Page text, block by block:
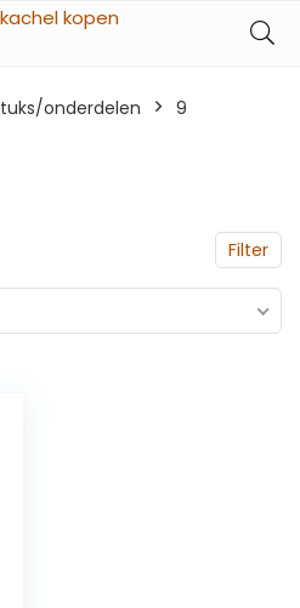
onderdelen ‎9
Filter